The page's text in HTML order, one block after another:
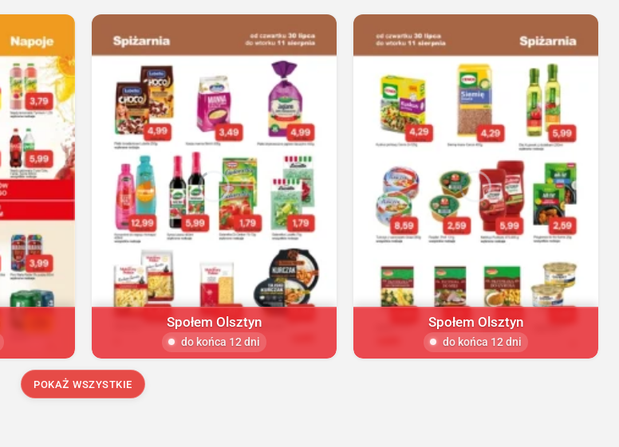
Społem Olsztyn
do końca 12 dni
Społem Olsztyn
do końca 12 dni
POKAŻ WSZYSTKIE